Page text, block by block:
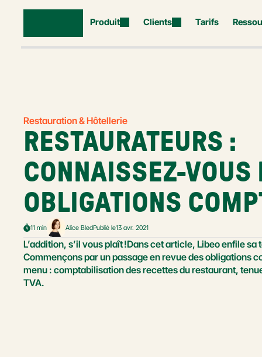
Produit Clients Tarifs
Restauration & Hôtellerie
RESTAURATEURS :
CONNAISSEZ-VOUS
OBLIGATIONS
11 min Alice BledPublié le13 avr. 2021
L’addition, s’il vous plaît !Dans cet article, Libeo enfile
Commençons par un passage en revue des obligations
menu : comptabilisation des recettes du restaurant,
TVA.